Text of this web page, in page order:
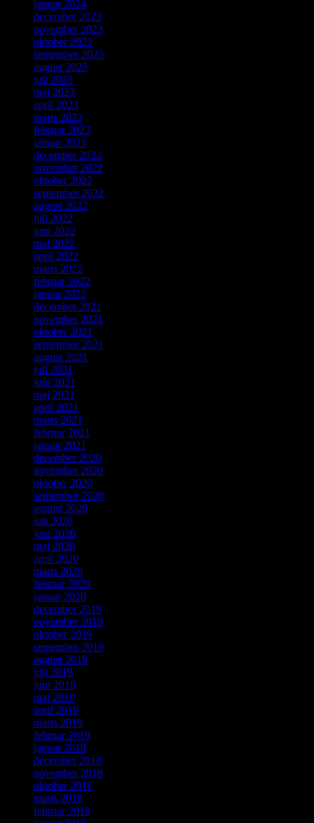
januar 2024
december 2023
november 2023
oktober 2023
september 2023
august 2023
juli 2023
maj 2023
april 2023
marts 2023
februar 2023
januar 2023
december 2022
november 2022
oktober 2022
september 2022
august 2022
juli 2022
juni 2022
maj 2022
april 2022
marts 2022
februar 2022
januar 2022
december 2021
november 2021
oktober 2021
september 2021
august 2021
juli 2021
juni 2021
maj 2021
april 2021
marts 2021
februar 2021
januar 2021
december 2020
november 2020
oktober 2020
september 2020
august 2020
juli 2020
juni 2020
maj 2020
april 2020
marts 2020
februar 2020
januar 2020
december 2019
november 2019
oktober 2019
september 2019
august 2019
juli 2019
juni 2019
maj 2019
april 2019
marts 2019
februar 2019
januar 2019
december 2018
november 2018
oktober 2018
marts 2018
februar 2018